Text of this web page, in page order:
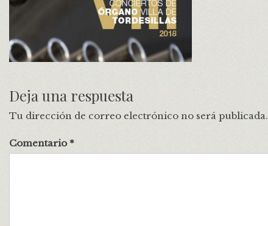
Deja una respuesta
Tu dirección de correo electrónico no será publicada.
Comentario *